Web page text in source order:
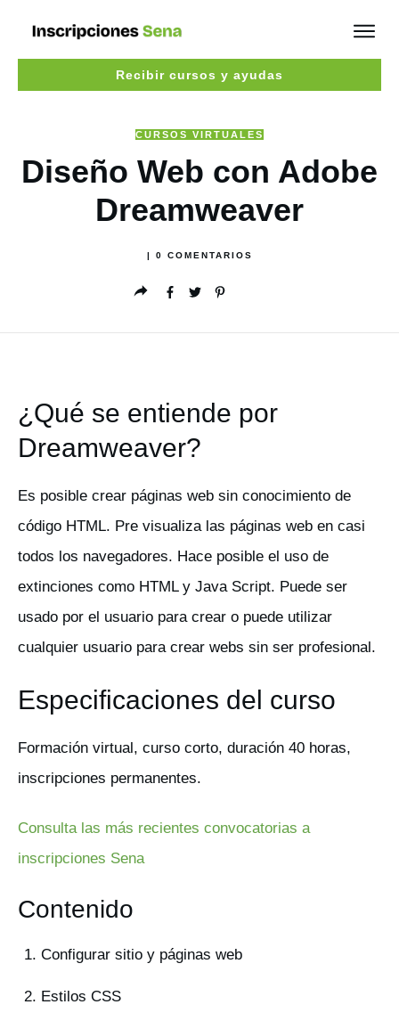
Recibir cursos y ayudas
CURSOS VIRTUALES
Diseño Web con Adobe
Dreamweaver
0 COMENTARIOS
¿Qué se entiende por
Dreamweaver?
Es posible crear páginas web sin conocimiento de
código HTML. Pre visualiza las páginas web en casi
todos los navegadores. Hace posible el uso de
extinciones como HTML y Java Script. Puede ser
usado por el usuario para crear o puede utilizar
cualquier usuario para crear webs sin ser profesional.
Especificaciones del curso
Formación virtual, curso corto, duración 40 horas,
inscripciones permanentes.
Consulta las más recientes convocatorias a
inscripciones Sena
Contenido
Configurar sitio y páginas web
Estilos CSS